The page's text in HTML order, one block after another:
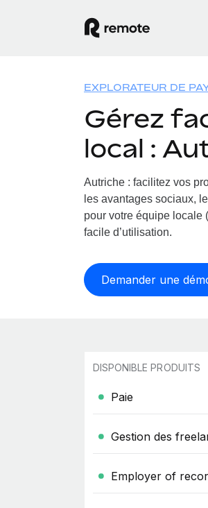
EXPLORATEUR DE
Gérez
local :
Autriche : facilitez vos
les avantages sociaux,
pour votre équipe locale
facile d’utilisation.
Demander une
DISPONIBLE PRODUITS
Paie
Gestion des
Employer of